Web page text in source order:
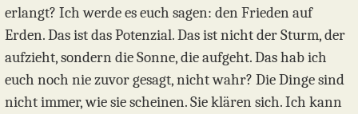
erlangt? Ich werde es euch sagen: den Frieden auf
Erden. Das ist das Potenzial. Das ist nicht der Sturm, der
aufzieht, sondern die Sonne, die aufgeht. Das hab ich
euch noch nie zuvor gesagt, nicht wahr? Die Dinge sind
nicht immer, wie sie scheinen. Sie klären sich. Ich kann